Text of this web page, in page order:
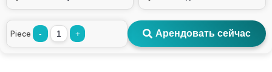
Piece - + Арендовать сейчас